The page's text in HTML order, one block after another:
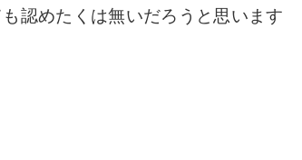
認めたくは無いだろうと思います